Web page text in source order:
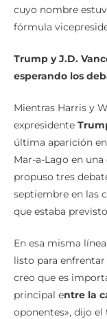
cuyo nombre
fórmula
Trump y J.D.
esperando los
Mientras Harris y
expresidente
última aparición
Mar-a-Lago en
propuso tres
septiembre en las
que estaba
En esa misma
listo para
creo que es
principal entre la
oponentes», dijo